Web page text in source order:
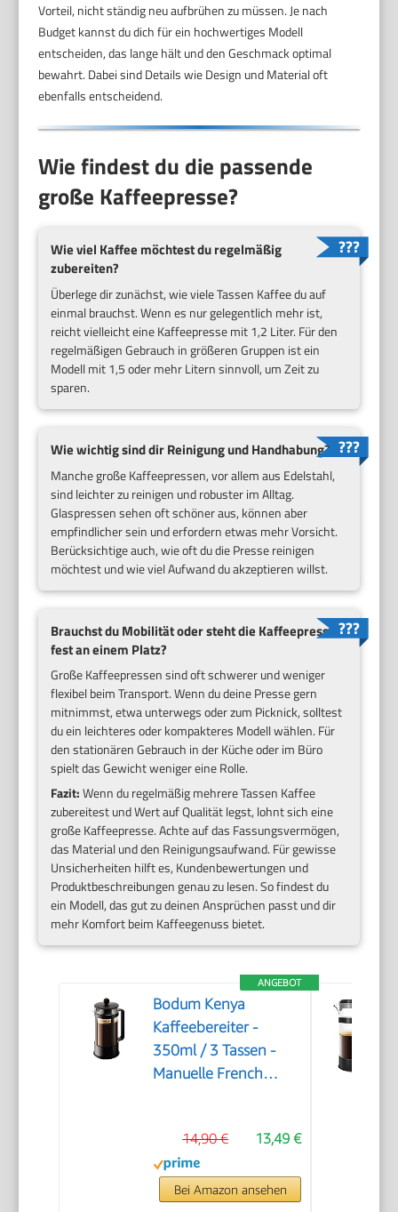
Vorteil, nicht ständig neu aufbrühen zu müssen. Je nach
Budget kannst du dich für ein hochwertiges Modell
entscheiden, das lange hält und den Geschmack optimal
bewahrt. Dabei sind Details wie Design und Material oft
ebenfalls entscheidend.
Wie findest du die passende
große Kaffeepresse?
Wie viel Kaffee möchtest du regelmäßig
zubereiten?
Überlege dir zunächst, wie viele Tassen Kaffee du auf
einmal brauchst. Wenn es nur gelegentlich mehr ist,
reicht vielleicht eine Kaffeepresse mit 1,2 Liter. Für den
regelmäßigen Gebrauch in größeren Gruppen ist ein
Modell mit 1,5 oder mehr Litern sinnvoll, um Zeit zu
sparen.
Wie wichtig sind dir Reinigung und Handhabung?
Manche große Kaffeepressen, vor allem aus Edelstahl,
sind leichter zu reinigen und robuster im Alltag.
Glaspressen sehen oft schöner aus, können aber
empfindlicher sein und erfordern etwas mehr Vorsicht.
Berücksichtige auch, wie oft du die Presse reinigen
möchtest und wie viel Aufwand du akzeptieren willst.
Brauchst du Mobilität oder steht die Kaffeepresse
fest an einem Platz?
Große Kaffeepressen sind oft schwerer und weniger
flexibel beim Transport. Wenn du deine Presse gern
mitnimmst, etwa unterwegs oder zum Picknick, solltest
du ein leichteres oder kompakteres Modell wählen. Für
den stationären Gebrauch in der Küche oder im Büro
spielt das Gewicht weniger eine Rolle.
Fazit:Wenn du regelmäßig mehrere Tassen Kaffee
zubereitest und Wert auf Qualität legst, lohnt sich eine
große Kaffeepresse. Achte auf das Fassungsvermögen,
das Material und den Reinigungsaufwand. Für gewisse
Unsicherheiten hilft es, Kundenbewertungen und
Produktbeschreibungen genau zu lesen. So findest du
ein Modell, das gut zu deinen Ansprüchen passt und dir
mehr Komfort beim Kaffeegenuss bietet.
ANGEBOT
Bodum Kenya
Kaffeebereiter -
350ml / 3 Tassen -
Manuelle French
Edelstahl -
Spülmaschinenfest -
Made in Portugal
13,49 €
14,90 €
Bei Amazon ansehen